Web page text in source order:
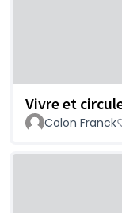
Vivre et
Colon Franck